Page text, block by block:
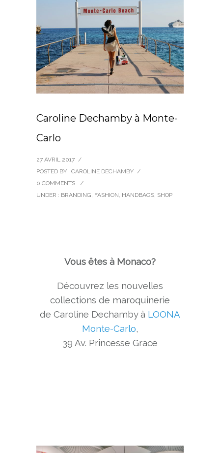
Caroline Dechamby à Monte-
Carlo
27 AVRIL 2017 /
POSTED BY : CAROLINE DECHAMBY /
0 COMMENTS
/
UNDER : BRANDING FASHION HANDBAGS SHOP
Vous êtes à Monaco?
Découvrez les nouvelles
collections de maroquinerie
de Caroline Dechamby à LOONA
Monte-Carlo,
39 Av. Princesse Grace